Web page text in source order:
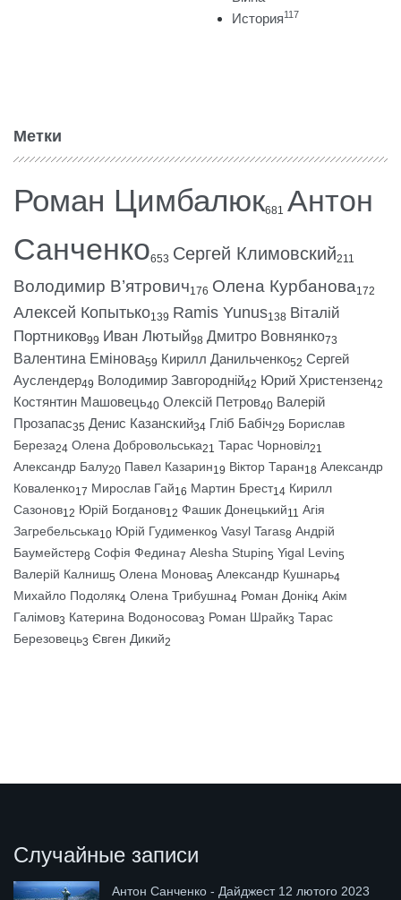
История117
Метки
Роман Цимбалюк681 Антон
Санченко653 Сергей Климовский211
Володимир В’ятрович176 Олена Курбанова172
Алексей Копытько139 Ramis Yunus138 Віталій
Портников99 Иван Лютый98 Дмитро Вовнянко73
Валентина Емінова59 Кирилл Данильченко52 Сергей
Ауслендер49 Володимир Завгородній42 Юрий Христензен42
Костянтин Машовець40 Олексій Петров40 Валерій
Прозапас35 Денис Казанский34 Гліб Бабіч29 Борислав
Береза24 Олена Добровольська21 Тарас Чорновіл21
Александр Балу20 Павел Казарин19 Віктор Таран18 Александр
Коваленко17 Мирослав Гай16 Мартин Брест14 Кирилл
Сазонов12 Юрій Богданов12 Фашик Донецький11 Агія
Загребельська10 Юрій Гудименко9 Vasyl Taras8 Андрій
Баумейстер8 Софія Федина7 Alesha Stupin5 Yigal Levin5
Валерій Калниш5 Олена Монова5 Александр Кушнарь4
Михайло Подоляк4 Олена Трибушна4 Роман Донік4 Акім
Галімов3 Катерина Водоносова3 Роман Шрайк3 Тарас
Березовець3 Євген Дикий2
Случайные записи
Антон Санченко - Дайджест 12 лютого 2023